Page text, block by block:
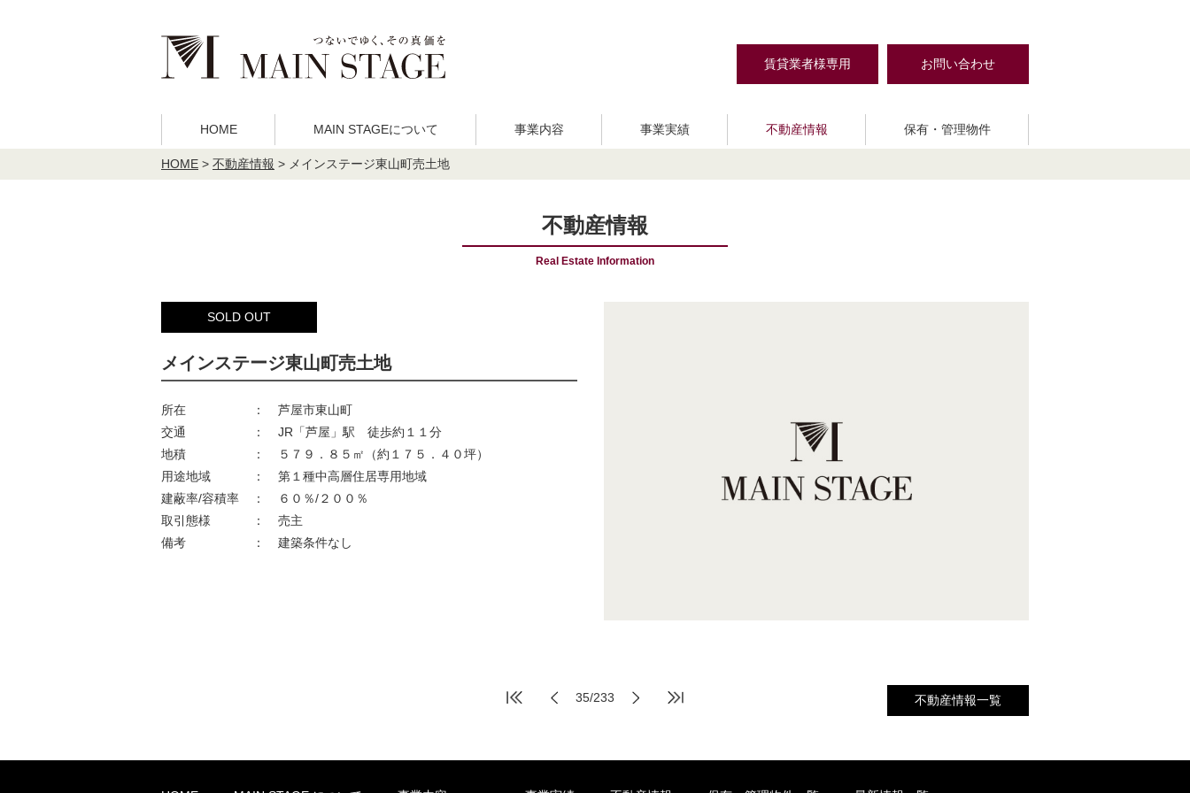
賃貸業者様専用 お問い合わせ
HOME MAIN STAGEについて
会社概要
事業内容
分譲住宅建築販売
事業実績 不動産情報 保有・管理物件
HOME > 不動産情報 > メインステージ東山町売土地
不動産情報
Real Estate Information
SOLD OUT
メインステージ東山町売土地
所在 ：
芦屋市東山町
交通
：
JR「芦屋」駅 徒歩約１１分
地積
：
５７９．８５㎡（約１７５．４０坪）
用途地域
：
第１種中高層住居専用地域
建蔽率/容積率
：
６０％/２００％
取引態様
：
売主
備考
： 建築条件なし
35/233 不動産情報一覧